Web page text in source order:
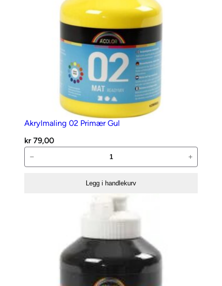
Akrylmaling 02 Primær Gul
kr 79,00
02
− +
Legg i handlekurv